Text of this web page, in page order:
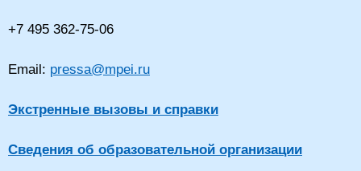
+7 495 362-75-06
Email: pressa@mpei.ru
Экстренные вызовы и справки
Сведения об образовательной организации